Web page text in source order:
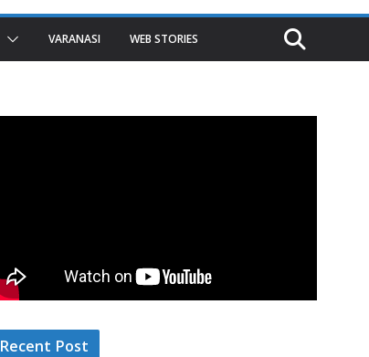
VARANASI WEB STORIES
Recent Post